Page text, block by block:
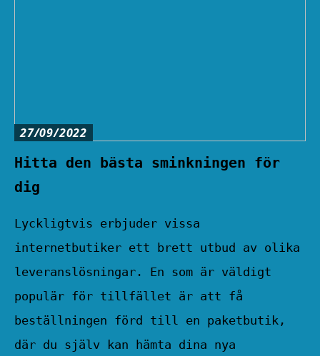
27/09/2022
Hitta den bästa sminkningen för
dig
Lyckligtvis erbjuder vissa
internetbutiker ett brett utbud av olika
leveranslösningar. En som är väldigt
populär för tillfället är att få
beställningen förd till en paketbutik,
där du själv kan hämta dina nya